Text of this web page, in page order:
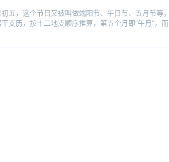
五，这个节日又被叫做端阳节、午日节、五月节等
支历，按十二地支顺序推算，第五个月即“午月”，